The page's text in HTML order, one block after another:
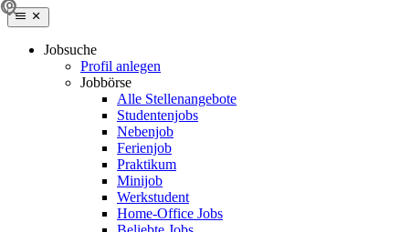
Jobsuche
Profil anlegen
Jobbörse
Alle Stellenangebote
Studentenjobs
Nebenjob
Ferienjob
Praktikum
Minijob
Werkstudent
Home-Office Jobs